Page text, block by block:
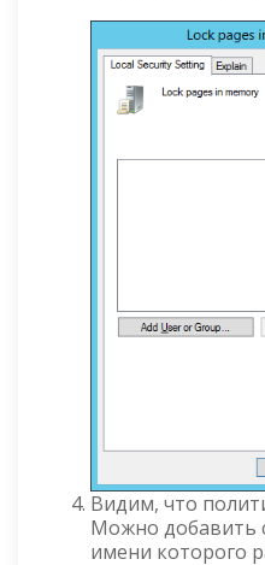
Видим, что
Можно добавить
имени которого